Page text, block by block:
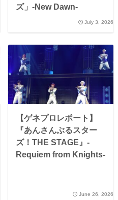
ズ」-New Dawn-
July 3, 2026
【ゲネプロレポート】
『あんさんぶるスター
ズ！THE STAGE』-
Requiem from Knights-
June 26, 2026